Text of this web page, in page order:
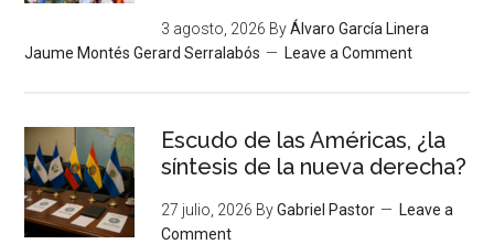
3 agosto, 2026 ByÁlvaro García Linera
Jaume Montés Gerard Serralabós
Leave a Comment
Escudo de las Américas, ¿la
síntesis de la nueva derecha?
27 julio, 2026 ByGabriel Pastor
Leave a
Comment